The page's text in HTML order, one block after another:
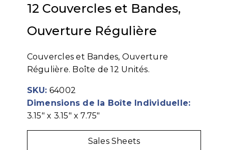
12 Couvercles et Bandes,
Ouverture Régulière
Couvercles et Bandes, Ouverture
Régulière. Boîte de 12 Unités.
SKU: 64002
Dimensions de la Boîte Individuelle:
3.15" x 3.15" x 7.75"
Sales Sheets